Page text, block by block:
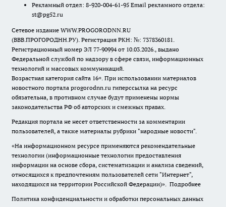
Рекламный отдел: 8-920-004-61-95 Email рекламного отдела:
st@pg52.ru
Сетевое издание WWW.PROGORODNN.RU
(ВВВ.ПРОГОРОДНН.РУ). Регистрация РКН: №: 7378360181.
Регистрационный номер ЭЛ 77-90994 от 10.03.2026., выдано
Федеральной службой по надзору в сфере связи, информационных
технологий и массовых коммуникаций.
Возрастная категория сайта 16+. При использовании материалов
новостного портала progorodnn.ru гиперссылка на ресурс
обязательна, в противном случае будут применены нормы
законодательства РФ об авторских и смежных правах.
Редакция портала не несет ответственности за комментарии
пользователей, а также материалы рубрики "народные новости".
«На информационном ресурсе применяются рекомендательные
технологии (информационные технологии предоставления
информации на основе сбора, систематизации и анализа сведений,
относящихся к предпочтениям пользователей сети "Интернет",
находящихся на территории Российской Федерации)». Подробнее
Политика конфиденциальности и обработки персональных данных